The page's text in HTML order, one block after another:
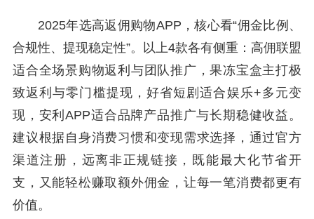
2025年选高返佣购物APP，核心看“佣金比例、
合规性、提现稳定性”。以上4款各有侧重：高佣联盟
适合全场景购物返利与团队推广，果冻宝盒主打极
致返利与零门槛提现，好省短剧适合娱乐+多元变
现，安利APP适合品牌产品推广与长期稳健收益。
建议根据自身消费习惯和变现需求选择，通过官方
渠道注册，远离非正规链接，既能最大化节省开
支，又能轻松赚取额外佣金，让每一笔消费都更有
价值。